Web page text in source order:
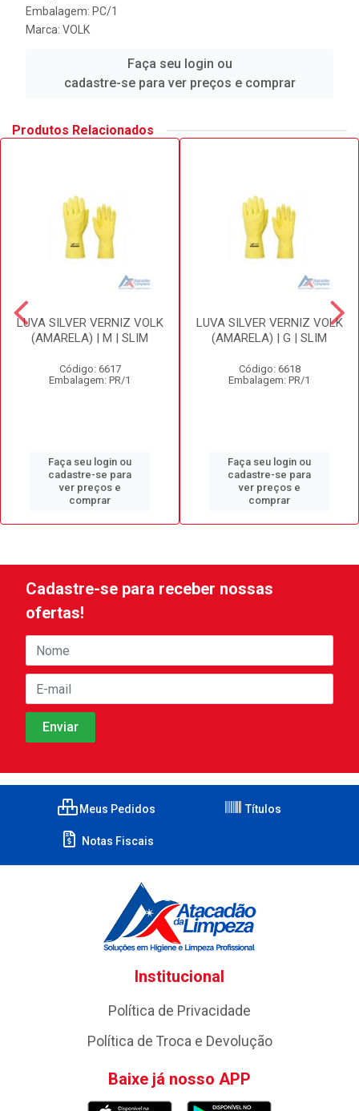
Embalagem: PC/1
Marca: VOLK
Faça seu login ou
cadastre-se para ver preços e comprar
Produtos Relacionados
LUVA SILVER VERNIZ VOLK
(AMARELA) | M | SLIM
Código: 6617
Embalagem: PR/1
Faça seu login ou
cadastre-se para
ver preços e
comprar
LUVA SILVER VERNIZ VOLK
(AMARELA) | G | SLIM
Código: 6618
Embalagem: PR/1
Faça seu login ou
cadastre-se para
ver preços e
comprar
Cadastre-se para receber nossas
ofertas!
Meus Pedidos Títulos
Notas Fiscais
Institucional
Política de Privacidade
Política de Troca e Devolução
Baixe já nosso APP